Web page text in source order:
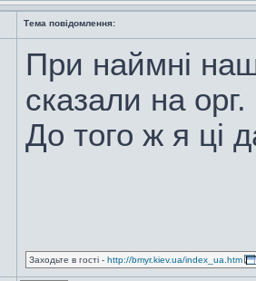
Тема повідомлення:
При наймні
сказали на
До того ж я ці
Заходьте в гості - http://bmyr.kiev.ua/index_ua.htm